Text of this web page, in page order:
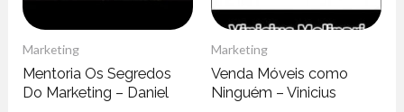
Marketing
Mentoria Os Segredos
Do Marketing – Daniel
Marketing
Venda Móveis como
Ninguém – Vinicius